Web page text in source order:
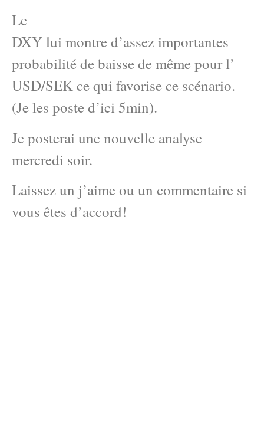
Le
DXY lui montre d’assez importantes
probabilité de baisse de même pour l’
USD/SEK ce qui favorise ce scénario.
(Je les poste d’ici 5min).
Je posterai une nouvelle analyse
mercredi soir.
Laissez un j’aime ou un commentaire si
vous êtes d’accord!